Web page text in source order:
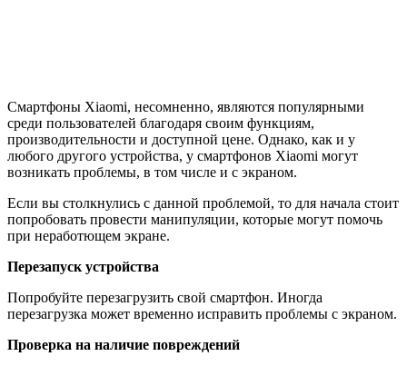
Смартфоны Xiaomi, несомненно, являются популярными
среди пользователей благодаря своим функциям,
производительности и доступной цене. Однако, как и у
любого другого устройства, у смартфонов Xiaomi могут
возникать проблемы, в том числе и с экраном.
Если вы столкнулись с данной проблемой, то для начала стоит
попробовать провести манипуляции, которые могут помочь
при неработющем экране.
Перезапуск устройства
Попробуйте перезагрузить свой смартфон. Иногда
перезагрузка может временно исправить проблемы с экраном.
Проверка на наличие повреждений